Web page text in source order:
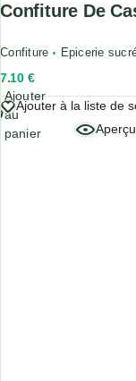
Confiture De
Confiture Epicerie
7.10 €
Ajouter à la liste de
Ajouter
au
panier